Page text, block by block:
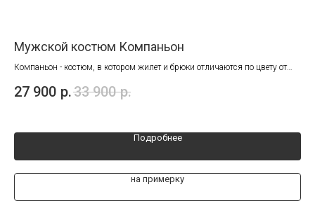
Мужской костюм Компаньон
Компаньон - костюм, в котором жилет и брюки отличаются по цвету от
Смотрится эффектно.
27 900 р.33 900 р.
Подробнее
на примерку